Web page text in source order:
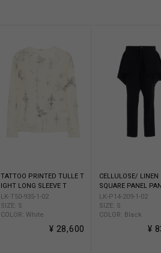
TATTOO PRINTED TULLE T
IGHT LONG SLEEVE T
LK-T50-935-1-02
SIZE: S
COLOR: White
¥ 28,600
CELLULOSE/ LINEN
SQUARE PANEL
LK-P14-209-1-02
SIZE: S
COLOR: Black
¥